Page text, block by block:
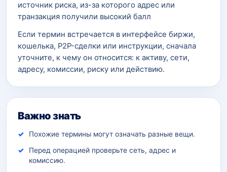
источник риска, из-за которого адрес или
транзакция получили высокий балл
Если термин встречается в интерфейсе биржи,
кошелька, P2P-сделки или инструкции, сначала
уточните, к чему он относится: к активу, сети,
адресу, комиссии, риску или действию.
Важно знать
Похожие термины могут означать разные вещи.
Перед операцией проверьте сеть, адрес и
комиссию.